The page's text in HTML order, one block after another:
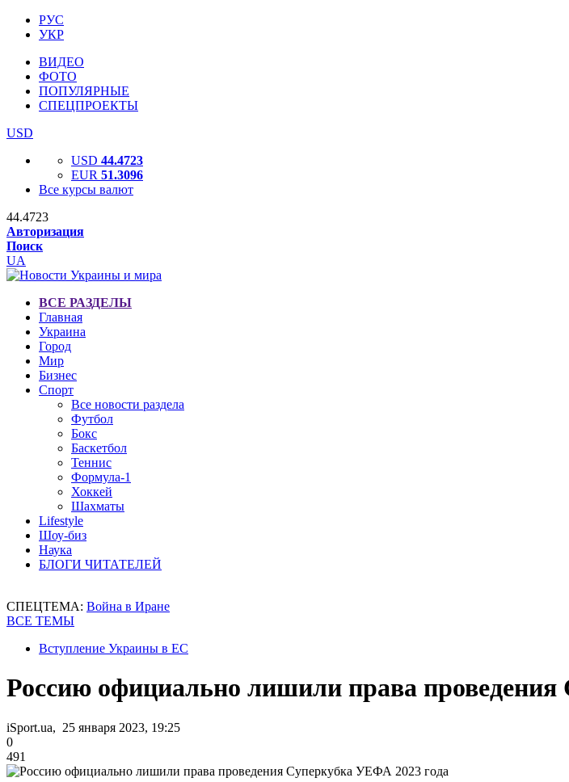
РУС
УКР
ВИДЕО
ФОТО
ПОПУЛЯРНЫЕ
СПЕЦПРОЕКТЫ
USD
USD 44.4723
EUR 51.3096
Все курсы валют
44.4723
Авторизация
Поиск
UA
ВСЕ РАЗДЕЛЫ
Главная
Украина
Город
Мир
Бизнес
Спорт
Все новости раздела
Футбол
Бокс
Баскетбол
Теннис
Формула-1
Хоккей
Шахматы
Lifestyle
Шоу-биз
Наука
БЛОГИ ЧИТАТЕЛЕЙ
СПЕЦТЕМА: Война в Иране
ВСЕ ТЕМЫ
Вступление Украины в ЕС
Россию официально лишили права
iSport.ua, 25 января 2023, 19:25
0
491